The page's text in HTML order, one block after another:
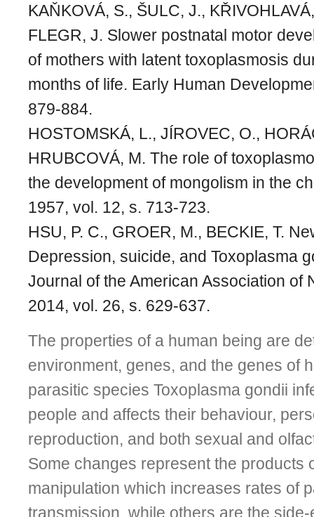
KAŇKOVÁ, S., ŠULC, J.,
FLEGR, J. Slower postnatal motor
of mothers with latent toxoplasmosis
months of life. Early Human
879-884.
HOSTOMSKÁ, L., JÍROVEC, O.,
HRUBCOVÁ, M. The role of
the development of mongolism in the
1957, vol. 12, s. 713-723.
HSU, P. C., GROER, M., BECKIE, T.
Depression, suicide, and Toxoplasma
Journal of the American Association of
2014, vol. 26, s. 629-637.
The properties of a human being are
environment, genes, and the genes of
parasitic species Toxoplasma gondii
people and affects their behaviour,
reproduction, and both sexual and
Some changes represent the products
manipulation which increases rates of
transmission, while others are the